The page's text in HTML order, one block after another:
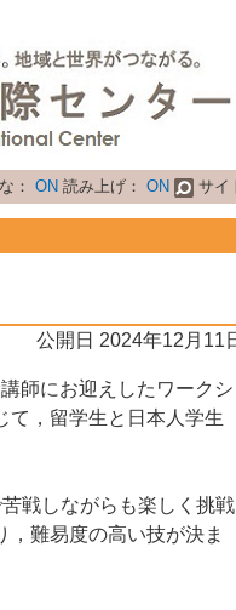
： ON 読み上げ： ON サイ
公開日 2024年12月11
師にお迎えしたワークシ
て，留学生と日本人学生
戦しながらも楽しく挑戦
，難易度の高い技が決ま